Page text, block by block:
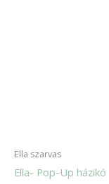
Ella szarvas
Ella- Pop-Up házikó